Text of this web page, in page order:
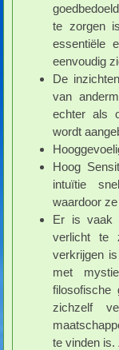
te zorgen
essentiële
eenvoudig
De
van
echter als
wordt
Hoog
intuïtie
waardoor
Er is vaak
verlicht te
verkrijgen
met
filosofische
zichzelf
te vinden is.